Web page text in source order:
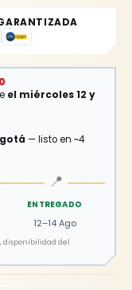
el miércoles 12 y
— listo en ~4
📍
ENTREGADO
12–14 Ago
disponibilidad del